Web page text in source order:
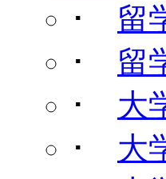
･ 留
･ 留
･ 大
･ 大